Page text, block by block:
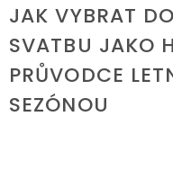
JAK VYBRAT
SVATBU JAKO
PRŮVODCE
SEZÓNOU